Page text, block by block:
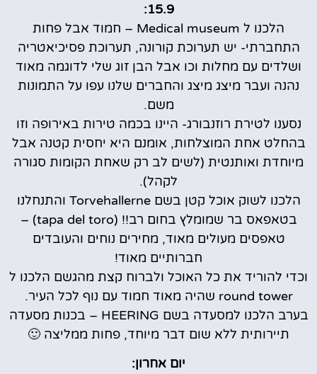
15.9:
הלכנו ל Medical museum – חמוד אבל פחות
התחברתי- יש תערוכת קורונה, תערוכת פסיכיאטריה
ושלדים עם מחלות וכו אבל הבן זוג שלי לדוגמה מאוד
נהנה ועבר מיצג מיצג והחברים שלנו עפו על התמונות
משם.
נסענו לטירת רוזנבורג- היינו בכמה טירות באירופה וזו
בהחלט אחת המוצלחות, אומנם היא יחסית קטנה אבל
מיוחדת ואותנטית (לשים לב רק שאחת הקומות סגורה
לקהל).
הלכנו לשוק אוכל קטן בשם Torvehallerne והתנחלנו
בטאפאס בר שמומלץ בחום רב!! (tapa del toro) –
טאפסים מעולים מאוד, מחירים נוחים והעובדים
חברותיים מאוד!
וכדי להוריד את כל האוכל ולברוח קצת מהגשם הלכנו ל
round tower שהיה מאוד חמוד עם נוף לכל העיר.
בערב הלכנו למסעדה בשם HEERING – בכנות מסעדה
תיירותית ללא שום דבר מיוחד, פחות ממליצה 🙂
יום אחרון: